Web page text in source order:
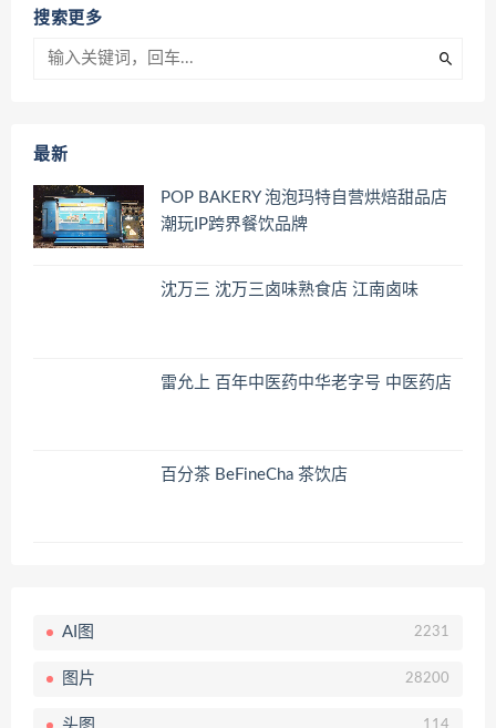
搜索更多
最新
POP BAKERY 泡泡玛特自营烘焙甜品店
潮玩IP跨界餐饮品牌
沈万三 沈万三卤味熟食店 江南卤味
雷允上 百年中医药中华老字号 中医药店
百分茶 BeFineCha 茶饮店
AI图 2231
图片 28200
114